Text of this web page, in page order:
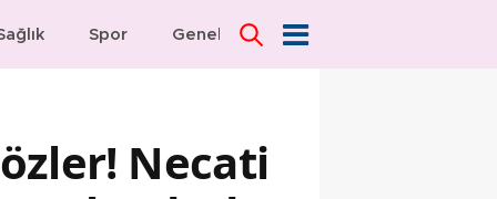
Spor Genel Dünya
Necati